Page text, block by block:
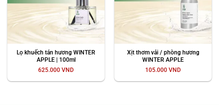
Lọ khuếch tán hương WINTER
APPLE | 100ml
625.000 VND
Xịt thơm vải / phòng hương
WINTER APPLE
105.000 VND